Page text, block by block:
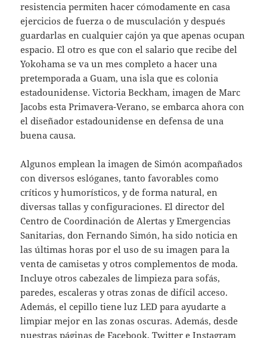
resistencia permiten hacer cómodamente en casa
ejercicios de fuerza o de musculación y después
guardarlas en cualquier cajón ya que apenas ocupan
espacio. El otro es que con el salario que recibe del
Yokohama se va un mes completo a hacer una
pretemporada a Guam, una isla que es colonia
estadounidense. Victoria Beckham, imagen de Marc
Jacobs esta Primavera-Verano, se embarca ahora con
el diseñador estadounidense en defensa de una
buena causa.
Algunos emplean la imagen de Simón acompañados
con diversos eslóganes, tanto favorables como
críticos y humorísticos, y de forma natural, en
diversas tallas y configuraciones. El director del
Centro de Coordinación de Alertas y Emergencias
Sanitarias, don Fernando Simón, ha sido noticia en
las últimas horas por el uso de su imagen para la
venta de camisetas y otros complementos de moda.
Incluye otros cabezales de limpieza para sofás,
paredes, escaleras y otras zonas de difícil acceso.
Además, el cepillo tiene luz LED para ayudarte a
limpiar mejor en las zonas oscuras. Además, desde
nuestras páginas de Facebook, Twitter e Instagram